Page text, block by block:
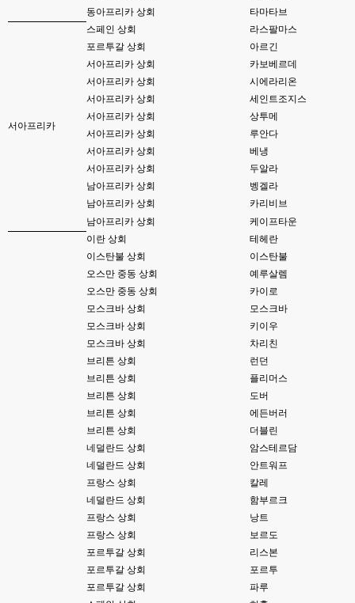
동아프리카 상회
타마타브
서아프리카
스페인 상회
라스팔마스
포르투갈 상회
아르긴
서아프리카 상회
카보베르데
서아프리카 상회
시에라리온
서아프리카 상회
세인트조지스
서아프리카 상회
상투메
서아프리카 상회
루안다
서아프리카 상회
베냉
서아프리카 상회
두알라
남아프리카 상회
벵겔라
남아프리카 상회
카리비브
남아프리카 상회
케이프타운
이란 상회
테헤란
이스탄불 상회
이스탄불
오스만 중동 상회
예루살렘
오스만 중동 상회
카이로
모스크바 상회
모스크바
모스크바 상회
키이우
모스크바 상회
차리친
브리튼 상회
런던
브리튼 상회
플리머스
브리튼 상회
도버
브리튼 상회
에든버러
브리튼 상회
더블린
네덜란드 상회
암스테르담
네덜란드 상회
안트워프
프랑스 상회
칼레
네덜란드 상회
함부르크
프랑스 상회
낭트
프랑스 상회
보르도
포르투갈 상회
리스본
포르투갈 상회
포르투
포르투갈 상회
파루
머 수정하셨나요 ㅎ-ㅎ
된거같긴한데용 ㅎㅎ
위에 접속자 2로 나와야하는데
고게임77
그건 아직 그대로 인데용 ㅎㅎ
이거나 수정해야겟어요 하핫 ;;
다른기능은 다 잘 작동중이니 털썩 ...
테스트하는동안 전 안나가고있겠습니다. ㅋㅋ
아녀요 하실꺼 하셔도 되요 ㅋ
라이믹스로 갈아타야되나 말아야하나 심히 고민중입니다 ㅋ
워드프레스는 영 손에 안맞고 ..
이거 아직 xe1인가용
이쪽 사이트는 웹호스팅 php5.5버전쪽 ,,
라이믹스나 xe1이나 똑같은거같은데용 ㅎ-ㅎ;;; 중요한 데이트가있으면 옴기
기 골치 아프긴 한데 전 갈아업고 넘어가서